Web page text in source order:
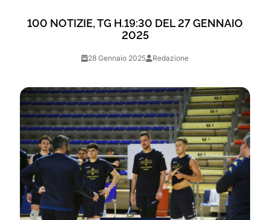
100 NOTIZIE, TG H.19:30 DEL 27 GENNAIO
2025
28 Gennaio 2025 Redazione